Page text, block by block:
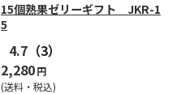
15個熟果ゼリーギフト JKR-1
5
4.7 （3）
2,280円
(送料・税込)